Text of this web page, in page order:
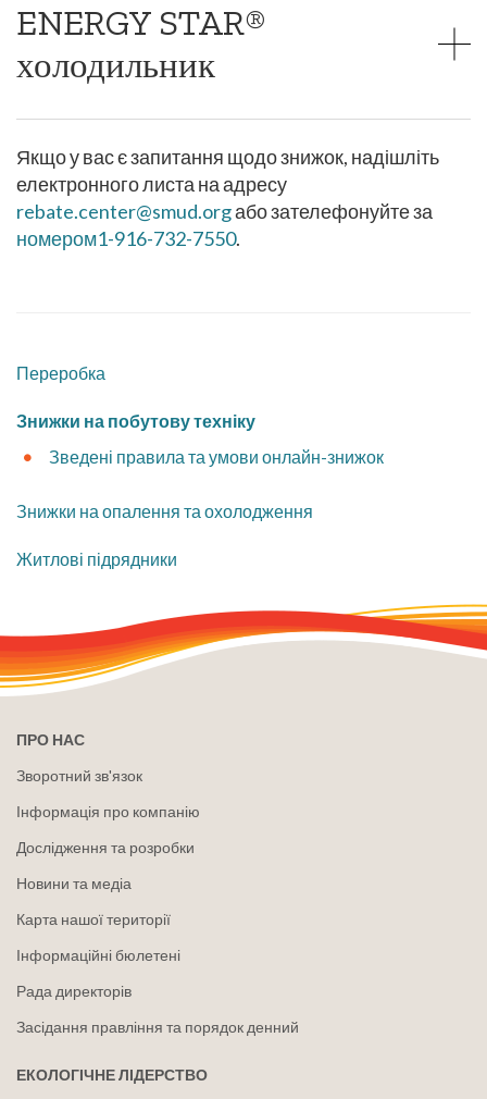
ENERGY STAR®
холодильник
Якщо у вас є запитання щодо знижок, надішліть
електронного листа на адресу
rebate.center@smud.orgабо зателефонуйте за
номером1-916-732-7550.
Переробка
​Знижки на побутову техніку
Зведені правила та умови онлайн-знижок
Знижки на опалення та охолодження
​Житлові підрядники
ПРО НАС
Зворотний зв'язок
Інформація про компанію
Дослідження та розробки
Новини та медіа
Карта нашої території
Інформаційні бюлетені
Рада директорів
Засідання правління та порядок денний
ЕКОЛОГІЧНЕ ЛІДЕРСТВО